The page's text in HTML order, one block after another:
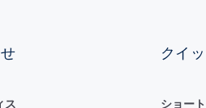
ス
クイ
ショー